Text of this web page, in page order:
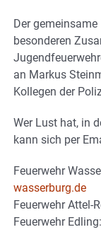
Der
besonderen
an Markus
Kollegen der
Wer Lust hat, in
kann sich per
Feuerwehr
wasserburg.de
Feuerwehr Attel-
Feuerwehr Edling: